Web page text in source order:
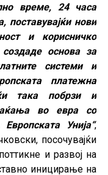
време, 24 часа
поставувајќи нови
и корисничко
основа за
системи и
платежна
така побрзи и
во евра со
Унија“,
посочувајќи
и развој на
иницирање на